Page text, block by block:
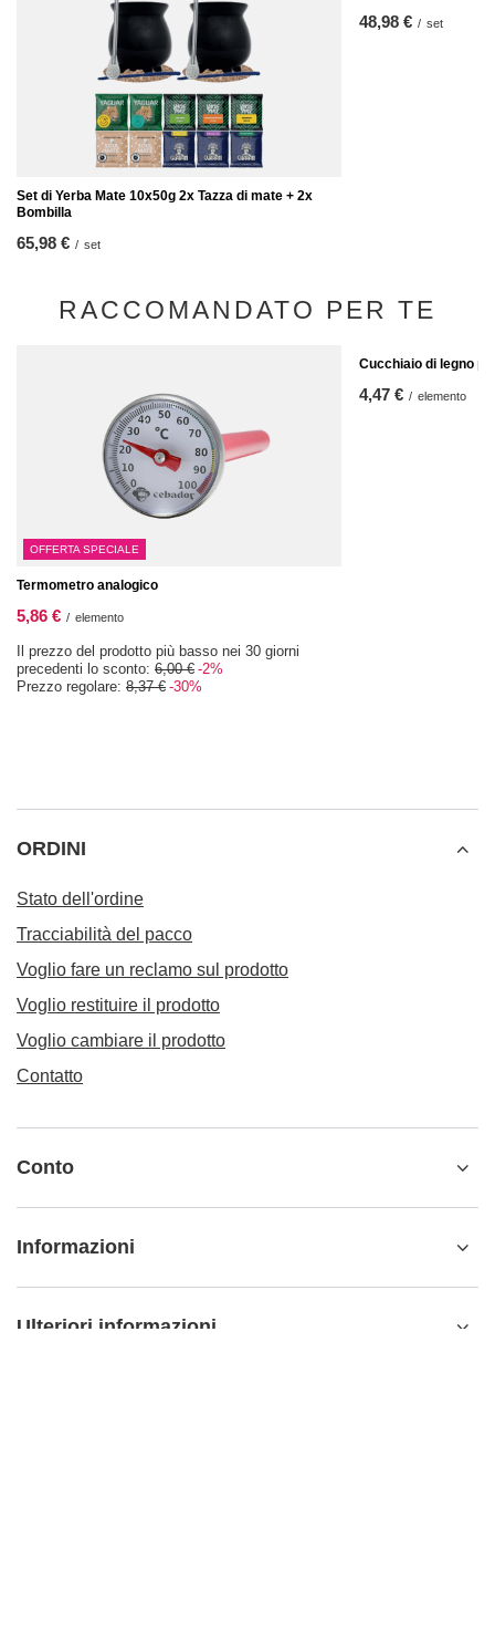
Set di Yerba Mate 10x50g 2x Tazza di mate + 2x
Bombilla
65,98 € / set
48,98 € / set
RACCOMANDATO PER TE
OFFERTA SPECIALE
Termometro analogico
5,86 € / elemento
Il prezzo del prodotto più basso nei 30 giorni
precedenti lo sconto: 6,00 € -2%
Prezzo regolare: 8,37 € -30%
Cucchiaio di legno
4,47 € / elemento
ORDINI
Stato dell'ordine
Tracciabilità del pacco
Voglio fare un reclamo sul prodotto
Voglio restituire il prodotto
Voglio cambiare il prodotto
Contatto
Conto
Informazioni
Ulteriori informazioni